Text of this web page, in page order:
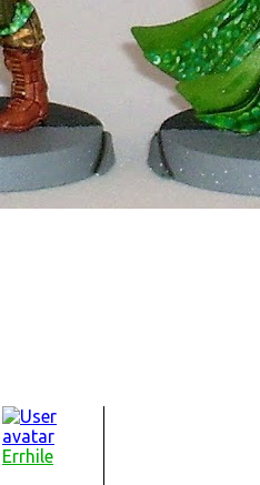
Errhile